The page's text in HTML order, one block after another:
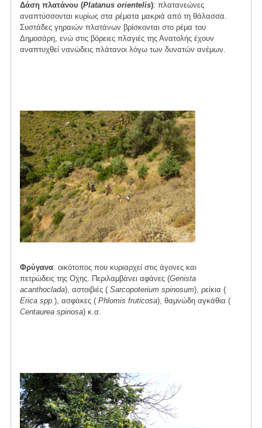
Δάση πλατάνου (Platanus orientelis): πλατανεώνες
αναπτύσσονται κυρίως στα ρέματα μακριά από τη θάλασσα.
Συστάδες γηραιών πλατάνων βρίσκονται στο ρέμα του
Δημοσάρη, ενώ στις βόρειες πλαγιές της Ανατολής έχουν
αναπτυχθεί νανώδεις πλάτανοι λόγω των δυνατών ανέμων.
Φρύγανα: οικότοπος που κυριαρχεί στις άγονες και
πετρώδεις της Οχης. Περιλαμβάνει αφάνες (Genista
acanthoclada), αστοιβιές ( Sarcopoterium spinosum), ρείκια (
Erica spp.), ασφάκες ( Phlomis fruticosa), θαμνώδη αγκάθια (
Centaurea spinosa) κ.α.